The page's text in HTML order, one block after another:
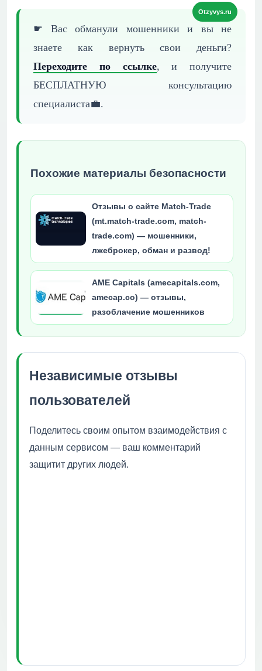
☛ Вас обманули мошенники и вы не
знаете как вернутьсвои деньги?
Переходите по ссылке, и получите
БЕСПЛАТНУЮ консультацию
специалиста💼.
Похожие материалы безопасности
Отзывы о сайте Match-Trade
(mt.match-trade.com, match-
trade.com) — мошенники,
лжеброкер, обман и развод!
AME Capitals (amecapitals.com,
amecap.co) — отзывы,
разоблачение мошенников
Независимые отзывы
пользователей
Поделитесь своим опытом взаимодействия с
данным сервисом — ваш комментарий
защитит других людей.